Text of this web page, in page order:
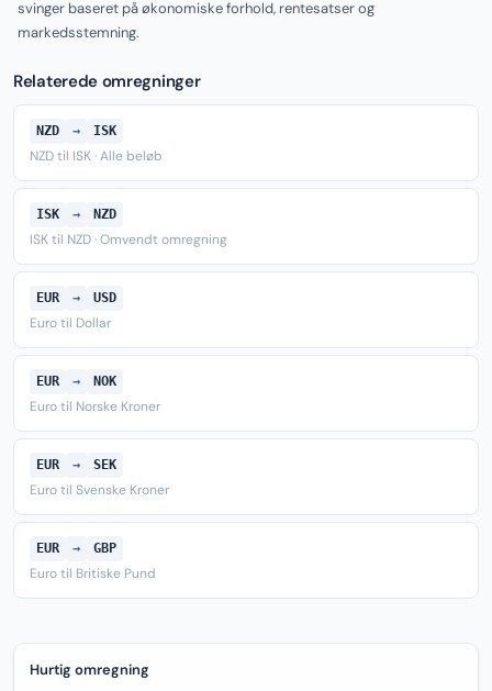
svinger baseret på økonomiske forhold, rentesatser og
markedsstemning.
Relaterede omregninger
NZD → ISK
NZD til ISK · Alle beløb
ISK → NZD
ISK til NZD · Omvendt omregning
EUR → USD
Euro til Dollar
EUR → NOK
Euro til Norske Kroner
EUR → SEK
Euro til Svenske Kroner
EUR → GBP
Euro til Britiske Pund
Hurtig omregning